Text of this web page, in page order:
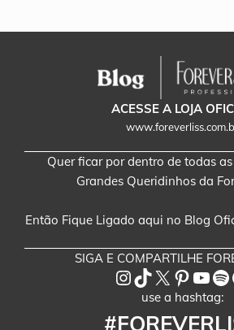
ACESSE A LOJA
SIGA E COMPARTILHE
use a hashtag:
Instagram
TikTok
X
Quer ficar por dentro de todas
Grandes Queridinhos da
Então Fique Ligado aqui no Blog